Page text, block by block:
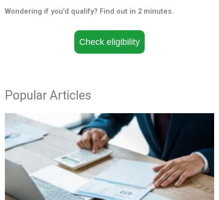
Wondering if you’d qualify? Find out in 2 minutes.
Check eligibility
Popular Articles